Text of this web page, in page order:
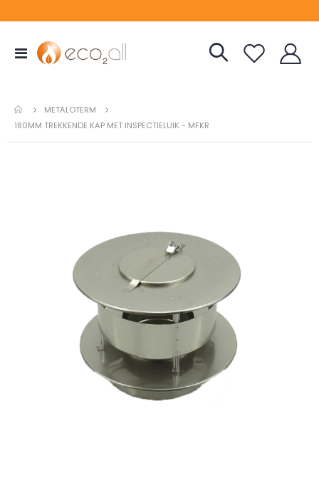
Toggle
Nav
METALOTERM
180MM TREKKENDE KAP MET INSPECTIELUIK - MFKR
afbeeldingen-